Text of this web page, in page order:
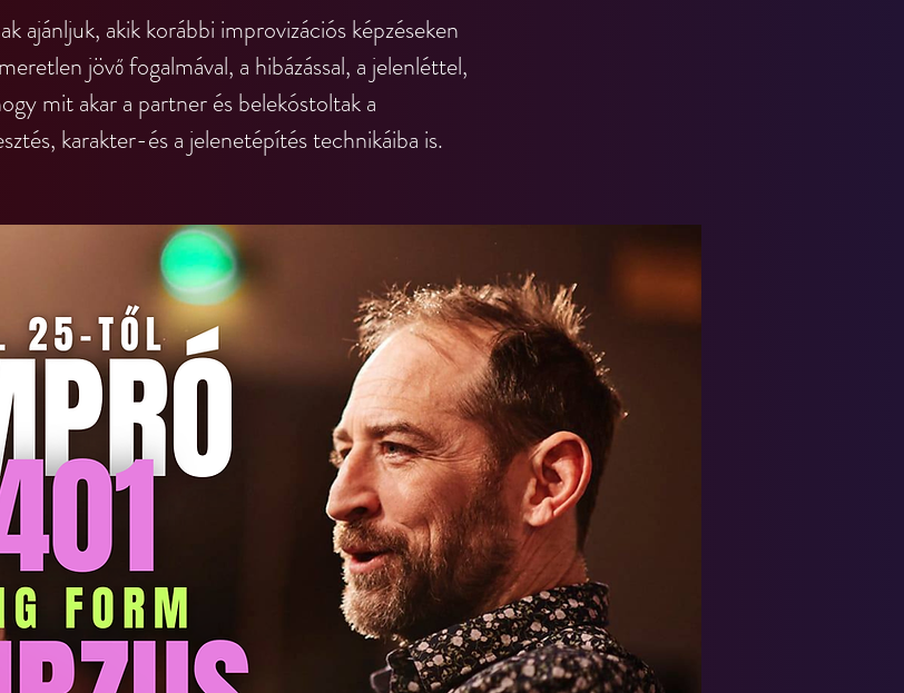
ajánljuk, akik korábbi improvizációs képzéseken
jövő fogalmával, a hibázással, a jelenléttel,
mit akar a partner és belekóstoltak a
karakter-és a jelenetépítés technikáiba is.